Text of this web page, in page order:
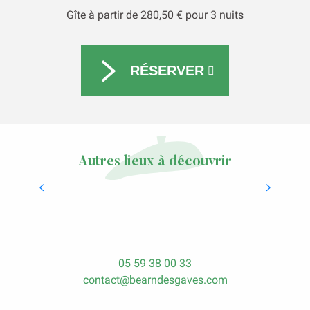
Gîte à partir de 280,50 € pour 3 nuits
RÉSERVER
Autres lieux à découvrir
Laàs, more than a town…
05 59 38 00 33
contact@bearndesgaves.com